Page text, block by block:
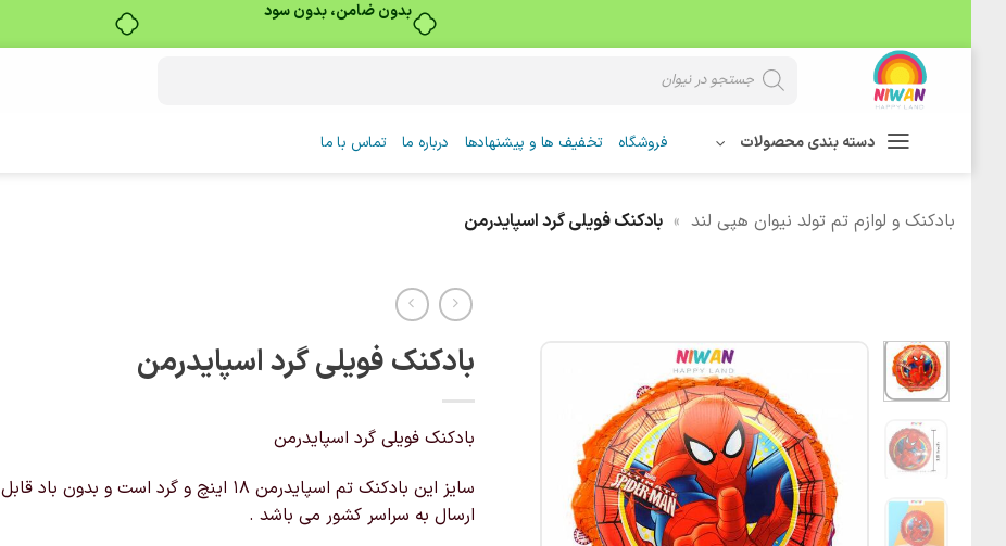
بدون ضامن، بدون سود
content
search
دسته بندی محصولات فروشگاه تخفیف ها و پیشنهادها درباره ما تماس با ما
بادکنک و لوازم تم تولد نیوان هپی لند » بادکنک فویلی گرد اسپایدرمن
بادکنک فویلی گرد اسپایدرمن
بادکنک فویلی گرد اسپایدرمن
سایز این بادکنک تم اسپایدرمن 18 اینچ و گرد است و بدون باد قابل
ارسال به سراسر کشور می باشد .